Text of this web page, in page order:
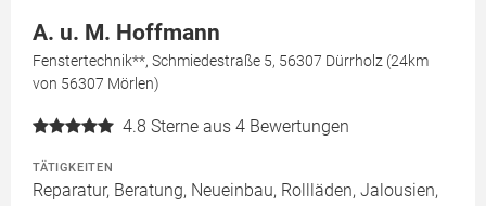
A. u. M. Hoffmann
Fenstertechnik**, Schmiedestraße 5, 56307 Dürrholz (24km
von 56307 Mörlen)
4.8 Sterne aus 4 Bewertungen
TÄTIGKEITEN
Reparatur, Beratung, Neueinbau, Rollläden, Jalousien,